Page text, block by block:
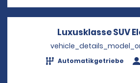
Luxusklasse SUV
Automatikgetriebe